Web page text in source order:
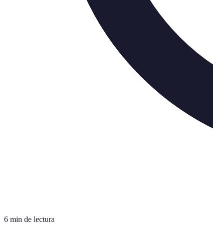
6 min de lectura